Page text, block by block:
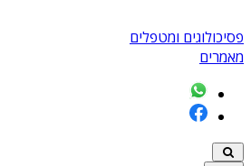
פסיכולוגים ומטפלים
מאמרים